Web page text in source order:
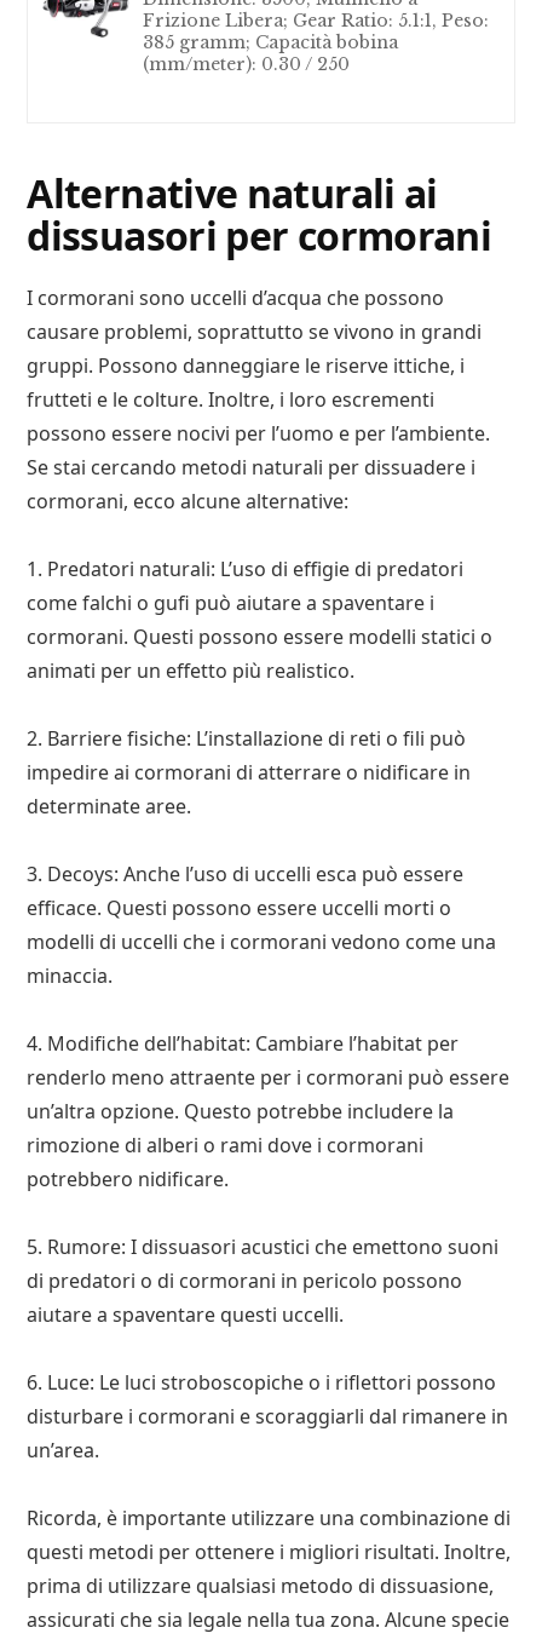
Frizione Libera; Gear Ratio: 5.1:1, Peso:
385 gramm; Capacità bobina
(mm/meter): 0.30 / 250
Alternative naturali ai
dissuasori per cormorani
I cormorani sono uccelli d’acqua che possono
causare problemi, soprattutto se vivono in grandi
gruppi. Possono danneggiare le riserve ittiche, i
frutteti e le colture. Inoltre, i loro escrementi
possono essere nocivi per l’uomo e per l’ambiente.
Se stai cercando metodi naturali per dissuadere i
cormorani, ecco alcune alternative:
1. Predatori naturali: L’uso di effigie di predatori
come falchi o gufi può aiutare a spaventare i
cormorani. Questi possono essere modelli statici o
animati per un effetto più realistico.
2. Barriere fisiche: L’installazione di reti o fili può
impedire ai cormorani di atterrare o nidificare in
determinate aree.
3. Decoys: Anche l’uso di uccelli esca può essere
efficace. Questi possono essere uccelli morti o
modelli di uccelli che i cormorani vedono come una
minaccia.
4. Modifiche dell’habitat: Cambiare l’habitat per
renderlo meno attraente per i cormorani può essere
un’altra opzione. Questo potrebbe includere la
rimozione di alberi o rami dove i cormorani
potrebbero nidificare.
5. Rumore: I dissuasori acustici che emettono suoni
di predatori o di cormorani in pericolo possono
aiutare a spaventare questi uccelli.
6. Luce: Le luci stroboscopiche o i riflettori possono
disturbare i cormorani e scoraggiarli dal rimanere in
un’area.
Ricorda, è importante utilizzare una combinazione di
questi metodi per ottenere i migliori risultati. Inoltre,
prima di utilizzare qualsiasi metodo di dissuasione,
assicurati che sia legale nella tua zona. Alcune specie